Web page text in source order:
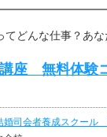
てどんな仕事？あ
座 無料体験
婚司会者養成スクール